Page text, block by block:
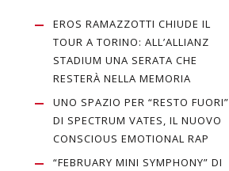
EROS RAMAZZOTTI CHIUDE IL
TOUR A TORINO: ALL’ALLIANZ
STADIUM UNA SERATA CHE
RESTERÀ NELLA MEMORIA
UNO SPAZIO PER “RESTO FUORI”
DI SPECTRUM VATES, IL NUOVO
CONSCIOUS EMOTIONAL RAP
“FEBRUARY MINI SYMPHONY” DI